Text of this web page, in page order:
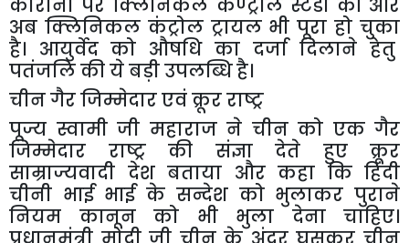
कोरोना पर क्लिनिकल कण्ट्रोल स्टडी की और
अब क्लिनिकल कंट्रोल ट्रायल भी पूरा हो चुका
है। आयुर्वेद को औषधि का दर्जा दिलाने हेतु
पतंजलिकीयेबड़ीउपलब्धिहै।
चीनगैरजिम्मेदारएवंक्रूरराष्ट्र
पूज्य स्वामी जी महाराज ने चीन को एक गैर
जिम्मेदार
राष्ट्र की संज्ञा देते हुए
क्रूर
साम्राज्यवादी देश बताया और कहा कि हिंदी
चीनी भाई भाई के सन्देश को भुलाकर पुराने
नियम
कानून को भी भुला देना
चाहिए।